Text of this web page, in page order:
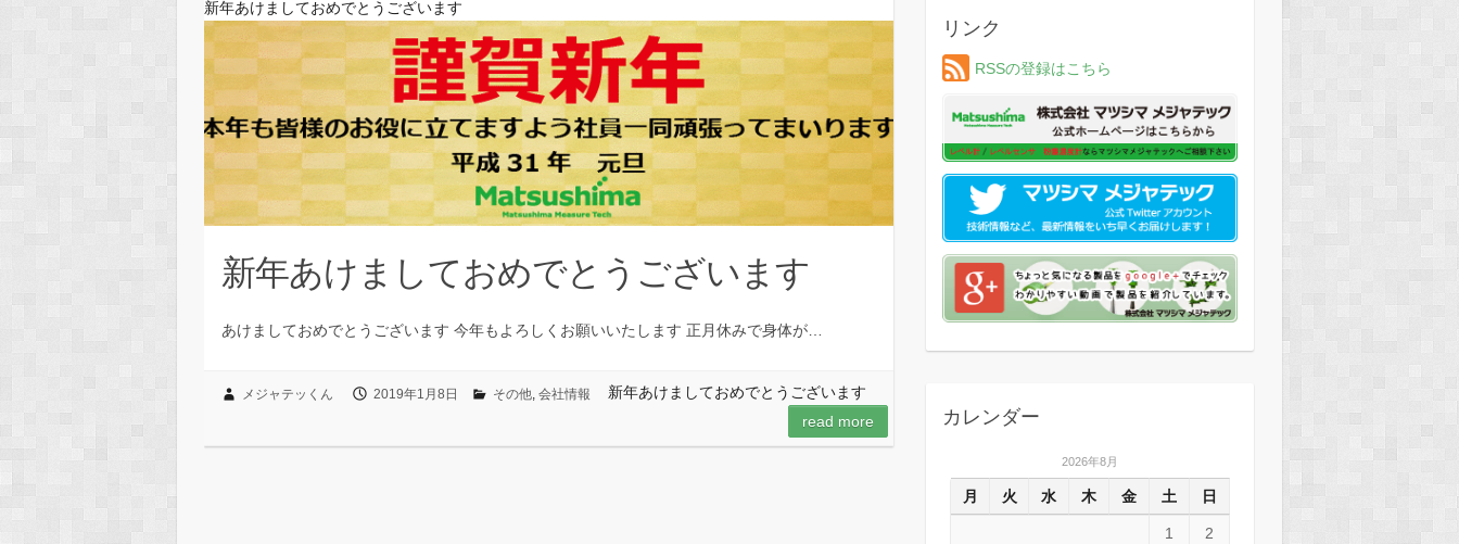
新年あけましておめでとうございます
新年あけましておめでとうございます
あけましておめでとうございます 今年もよろしくお願いいたします 正月休みで身体が…
メジャテッくん 2019年1月8日 その他, 会社情報
新年あけましておめでとうございます
read more
リンク
RSSの登録はこちら
カレンダー
2026年8月
月 火 水 木 金 土 日
1 2